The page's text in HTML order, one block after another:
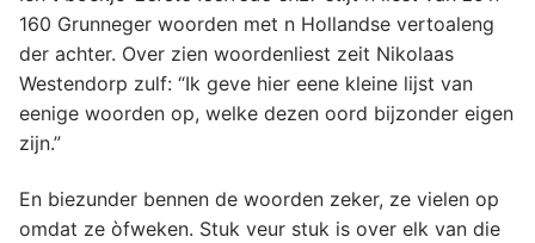
160 Grunneger woorden met n Hollandse vertoaleng
der achter. Over zien woordenliest zeit Nikolaas
Westendorp zulf: “Ik geve hier eene kleine lijst van
eenige woorden op, welke dezen oord bijzonder eigen
zijn.”
En biezunder bennen de woorden zeker, ze vielen op
omdat ze òfweken. Stuk veur stuk is over elk van die